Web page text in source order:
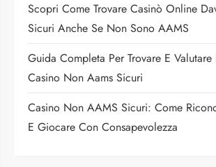
Scopri Come Trovare Casinò Online
Sicuri Anche Se Non Sono AAMS
Guida Completa Per Trovare E Valutare
Casino Non Aams Sicuri
Casino Non AAMS Sicuri: Come
E Giocare Con Consapevolezza